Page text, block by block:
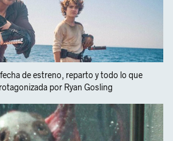
de estreno, reparto y todo lo que
por Ryan Gosling